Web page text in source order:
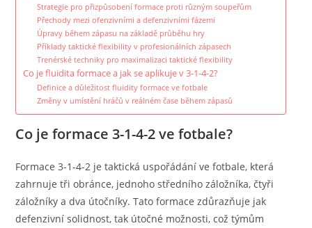
Strategie pro přizpůsobení formace proti různým soupeřům
Přechody mezi ofenzivními a defenzivními fázemi
Úpravy během zápasu na základě průběhu hry
Příklady taktické flexibility v profesionálních zápasech
Trenérské techniky pro maximalizaci taktické flexibility
Co je fluidita formace a jak se aplikuje v 3-1-4-2?
Definice a důležitost fluidity formace ve fotbale
Změny v umístění hráčů v reálném čase během zápasů
Co je formace 3-1-4-2 ve fotbale?
Formace 3-1-4-2 je taktická uspořádání ve fotbale, která
zahrnuje tři obránce, jednoho středního záložníka, čtyři
záložníky a dva útočníky. Tato formace zdůrazňuje jak
defenzivní solidnost, tak útočné možnosti, což týmům